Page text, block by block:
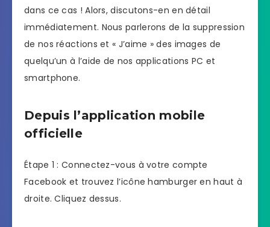
dans ce cas ! Alors, discutons-en en détail
immédiatement. Nous parlerons de la suppression
de nos réactions et « J’aime » des images de
quelqu’un à l’aide de nos applications PC et
smartphone.
Depuis l’application mobile
officielle
Étape 1 : Connectez-vous à votre compte
Facebook et trouvez l’icône hamburger en haut à
droite. Cliquez dessus.